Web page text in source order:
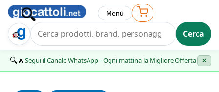
Trova Regalo Cerca
Menù
🔍🔥Segui il Canale WhatsApp - Ogni mattina la Migliore Offerta ✕